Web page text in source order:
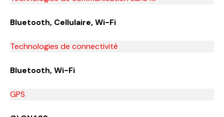
Bluetooth, Cellulaire, Wi-Fi
Technologies de connectivité
Bluetooth, Wi-Fi
GPS